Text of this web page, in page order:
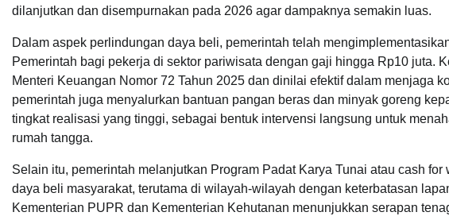
dilanjutkan dan disempurnakan pada 2026 agar dampaknya semakin luas.
Dalam aspek perlindungan daya beli, pemerintah telah
Pemerintah bagi pekerja di sektor pariwisata dengan gaji hingga Rp10 juta.
Menteri Keuangan Nomor 72 Tahun 2025 dan dinilai efektif dalam menjaga
pemerintah juga menyalurkan bantuan pangan beras dan minyak goreng
tingkat realisasi yang tinggi, sebagai bentuk intervensi langsung untuk
rumah tangga.
Selain itu, pemerintah melanjutkan Program Padat Karya Tunai atau cash
daya beli masyarakat, terutama di wilayah-wilayah dengan keterbatasan
Kementerian PUPR dan Kementerian Kehutanan menunjukkan serapan